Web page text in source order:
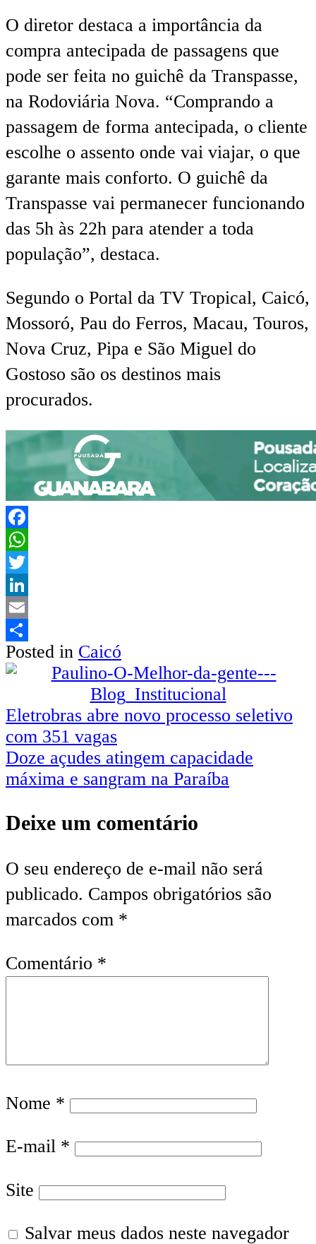
O diretor destaca a importância da
compra antecipada de passagens que
pode ser feita no guichê da Transpasse,
na Rodoviária Nova. “Comprando a
passagem de forma antecipada, o cliente
escolhe o assento onde vai viajar, o que
garante mais conforto. O guichê da
Transpasse vai permanecer funcionando
das 5h às 22h para atender a toda
população”, destaca.
Segundo o Portal da TV Tropical, Caicó,
Mossoró, Pau do Ferros, Macau, Touros,
Nova Cruz, Pipa e São Miguel do
Gostoso são os destinos mais
procurados.
Facebook
WhatsApp
Twitter
LinkedIn
Email
Share
Posted in Caicó
Navegação
de
Post
Eletrobras abre novo processo seletivo
com 351 vagas
Doze açudes atingem capacidade
máxima e sangram na Paraíba
Deixe um comentário
O seu endereço de e-mail não será
publicado. Campos obrigatórios são
marcados com *
Comentário *
Nome *
E-mail *
Site
Salvar meus dados neste navegador